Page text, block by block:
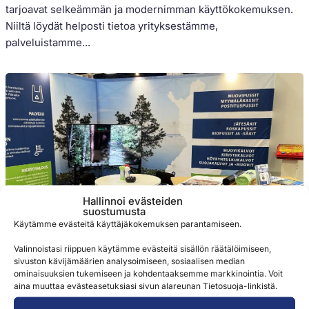
Hallinnoi evästeiden
suostumusta
Käytämme evästeitä käyttäjäkokemuksen parantamiseen.
Valinnoistasi riippuen käytämme evästeitä sisällön räätälöimiseen,
sivuston kävijämäärien analysoimiseen, sosiaalisen median
ominaisuuksien tukemiseen ja kohdentaaksemme markkinointia. Voit
aina muuttaa evästeasetuksiasi sivun alareunan Tietosuoja-linkistä.
tarjoavat selkeämmän ja modernimman käyttökokemuksen.
Niiltä löydät helposti tietoa yrityksestämme,
palveluistamme...
Artikkelit
Alihankintamessut 2025